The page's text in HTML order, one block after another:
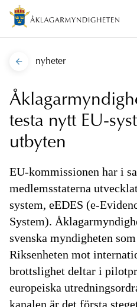
nyheter
testa nytt EU-
utbyten
EU-kommissionen har i
medlemsstaterna
system, eEDES (e-
System).
svenska myndigheten
Riksenheten mot
brottslighet deltar i
europeiska
kanalen är det första